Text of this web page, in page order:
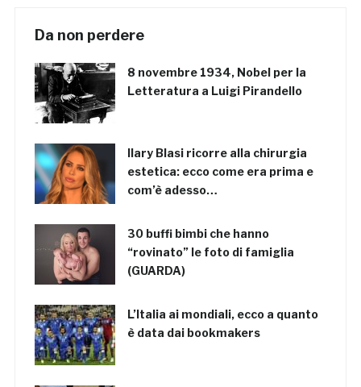
Da non perdere
8 novembre 1934, Nobel per la
Letteratura a Luigi Pirandello
Ilary Blasi ricorre alla chirurgia
estetica: ecco come era prima e
com’è adesso…
30 buffi bimbi che hanno
“rovinato” le foto di famiglia
(GUARDA)
L’Italia ai mondiali, ecco a quanto
è data dai bookmakers